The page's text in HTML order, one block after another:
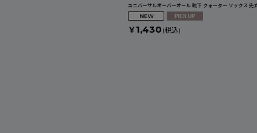
ユニバーサルオーバーオール 靴下 クォーター ソックス
￥ 1,430 (税込)